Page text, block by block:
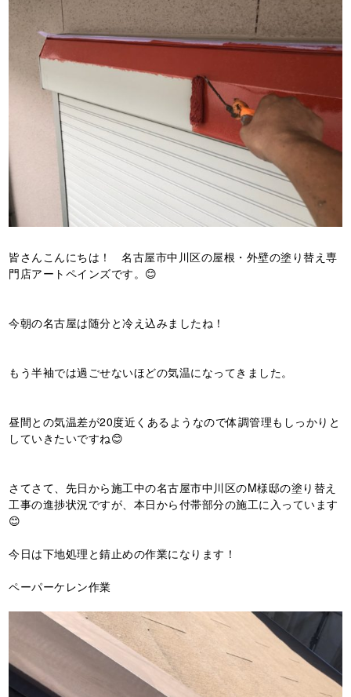
皆さんこんにちは！ 名古屋市中川区の屋根・外壁の塗り替え専
門店アートペインズです。😊
今朝の名古屋は随分と冷え込みましたね！
もう半袖では過ごせないほどの気温になってきました。
昼間との気温差が20度近くあるようなので体調管理もしっかりと
していきたいですね😊
さてさて、先日から施工中の名古屋市中川区のM様邸の塗り替え
工事の進捗状況ですが、本日から付帯部分の施工に入っています
😊
今日は下地処理と錆止めの作業になります！
ペーパーケレン作業